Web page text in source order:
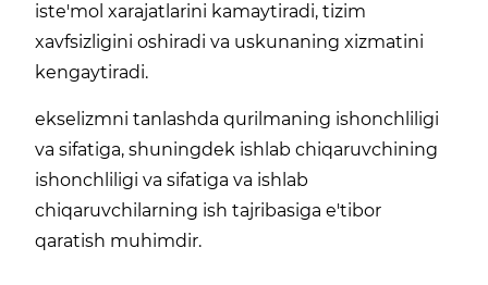
iste'mol xarajatlarini kamaytiradi, tizim
xavfsizligini oshiradi va uskunaning xizmatini
kengaytiradi.
ekselizmni tanlashda qurilmaning ishonchliligi
va sifatiga, shuningdek ishlab chiqaruvchining
ishonchliligi va sifatiga va ishlab
chiqaruvchilarning ish tajribasiga e'tibor
qaratish muhimdir.